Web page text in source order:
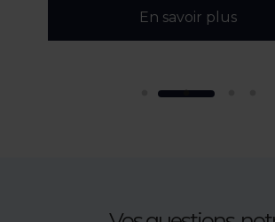
En savoir plus